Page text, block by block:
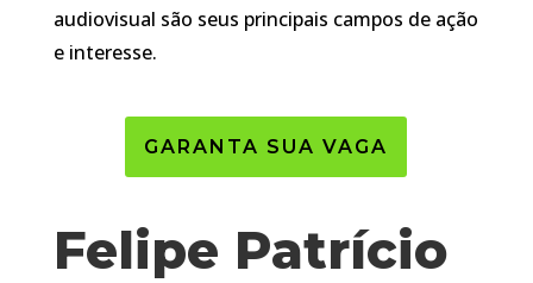
audiovisual são seus principais campos de ação
e interesse.
GARANTA SUA VAGA
Felipe Patrício